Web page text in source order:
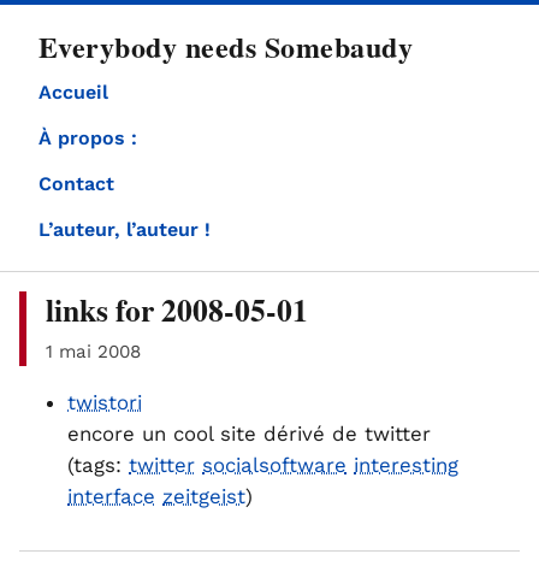
Everybody needs Somebaudy
Accueil
À propos :
Contact
L’auteur, l’auteur !
links for 2008-05-01
1 mai 2008
twistori
encore un cool site dérivé de twitter
(tags: twitter socialsoftware interesting
interface zeitgeist)